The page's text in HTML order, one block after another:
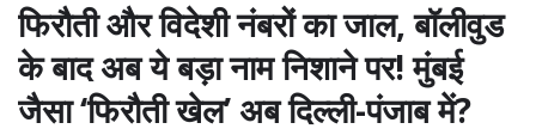
फिरौती और विदेशी नंबरों का जाल, बॉलीवुड
के बाद अब ये बड़ा नाम निशाने पर! मुंबई
जैसा ‘फिरौती खेल’ अब दिल्ली-पंजाब में?